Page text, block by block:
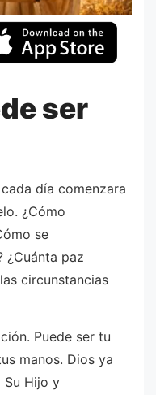
ser
día comenzara
¿Cómo
se
¿Cuánta paz
circunstancias
Puede ser tu
manos. Dios ya
Su Hijo y